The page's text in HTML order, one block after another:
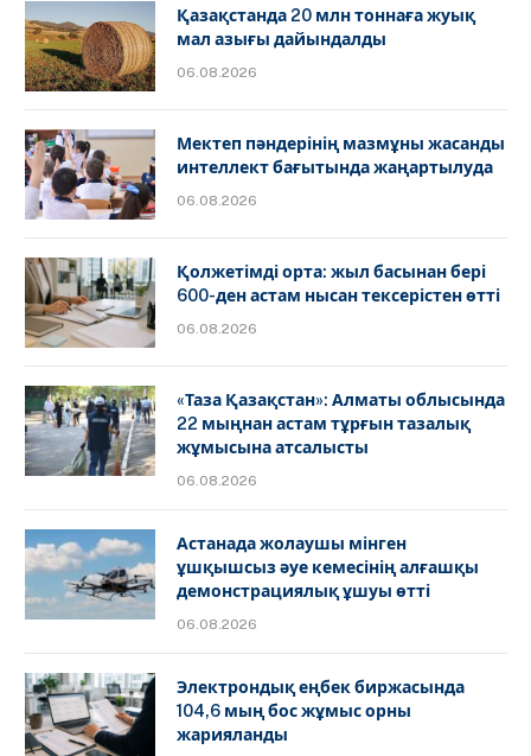
Қазақстанда 20 млн тоннаға жуық
мал азығы дайындалды
06.08.2026
Мектеп пәндерінің мазмұны жасанды
интеллект бағытында жаңартылуда
06.08.2026
Қолжетімді орта: жыл басынан бері
600-ден астам нысан тексерістен өтті
06.08.2026
«Таза Қазақстан»: Алматы облысында
22 мыңнан астам тұрғын тазалық
жұмысына атсалысты
06.08.2026
Астанада жолаушы мінген
ұшқышсыз әуе кемесінің алғашқы
демонстрациялық ұшуы өтті
06.08.2026
Электрондық еңбек биржасында
104,6 мың бос жұмыс орны
жарияланды